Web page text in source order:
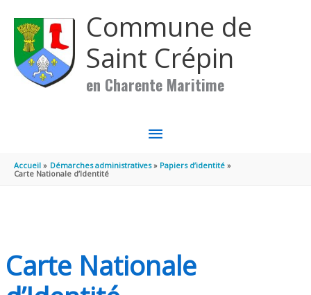
Commune de
Saint Crépin
en Charente Maritime
MENU
PRINCIPAL
Accueil Démarches administratives
Papiers d’identité
Carte Nationale d’Identité
Carte Nationale